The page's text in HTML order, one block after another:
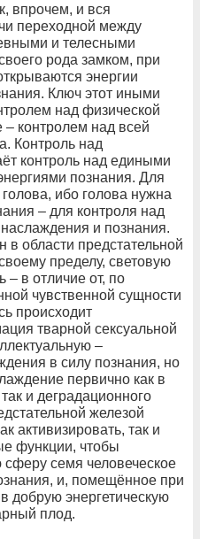
впрочем, и вся
переходной между
и телесными
рода замком, при
энергии
Ключ этот иными
над физической
контролем над всей
Контроль над
контроль над едиными
познания. Для
ибо голова нужна
– для контроля над
и познания.
области предстательной
пределу, световую
– в отличие от, по
чувственной сущности
происходит
тварной сексуальной
–
в силу познания, но
первично как в
и деградационного
железой
активизировать, так и
функции, чтобы
семя человеческое
и, помещённое при
добрую энергетическую
плод.